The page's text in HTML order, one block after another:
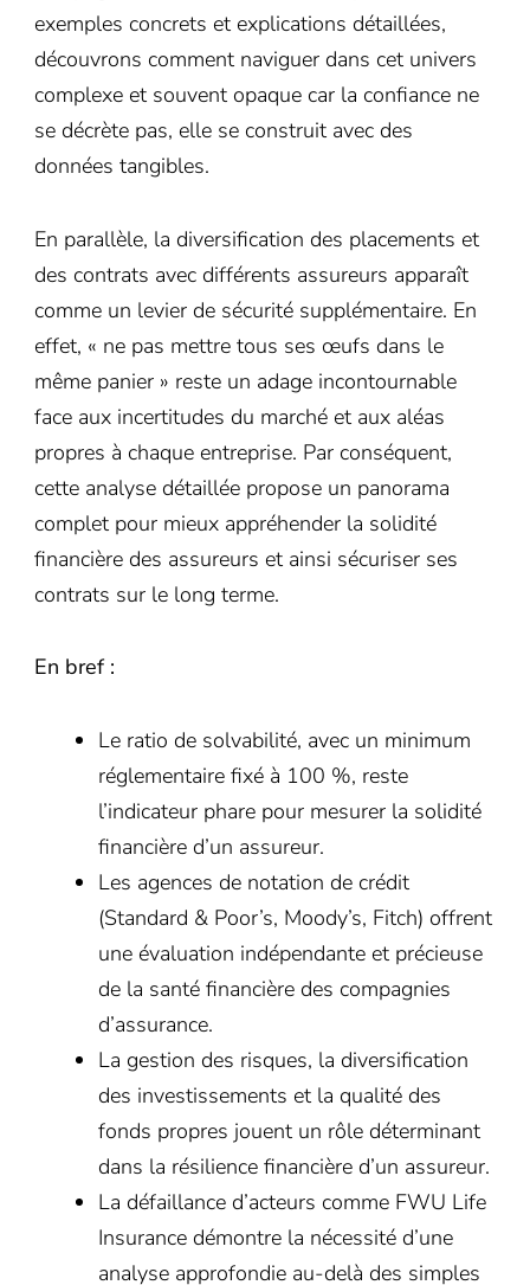
exemples concrets et explications détaillées,
découvrons comment naviguer dans cet univers
complexe et souvent opaque car la confiance ne
se décrète pas, elle se construit avec des
données tangibles.
En parallèle, la diversification des placements et
des contrats avec différents assureurs apparaît
comme un levier de sécurité supplémentaire. En
effet, « ne pas mettre tous ses œufs dans le
même panier » reste un adage incontournable
face aux incertitudes du marché et aux aléas
propres à chaque entreprise. Par conséquent,
cette analyse détaillée propose un panorama
complet pour mieux appréhender la solidité
financière des assureurs et ainsi sécuriser ses
contrats sur le long terme.
En bref :
Le ratio de solvabilité, avec un minimum
réglementaire fixé à 100 %, reste
l’indicateur phare pour mesurer la solidité
financière d’un assureur.
Les agences de notation de crédit
(Standard & Poor’s, Moody’s, Fitch) offrent
une évaluation indépendante et précieuse
de la santé financière des compagnies
d’assurance.
La gestion des risques, la diversification
des investissements et la qualité des
fonds propres jouent un rôle déterminant
dans la résilience financière d’un assureur.
La défaillance d’acteurs comme FWU Life
Insurance démontre la nécessité d’une
analyse approfondie au-delà des simples